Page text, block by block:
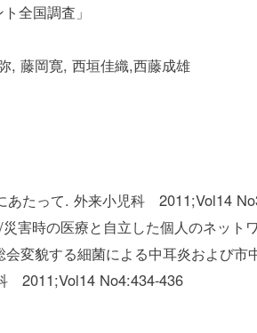
ト全国調査」
, 藤岡寛, 西垣佳織,西藤成雄
あたって. 外来小児科 2011;Vol14
災害時の医療と自立した個人のネッ
変貌する細菌による中耳炎および
2011;Vol14 No4:434-436